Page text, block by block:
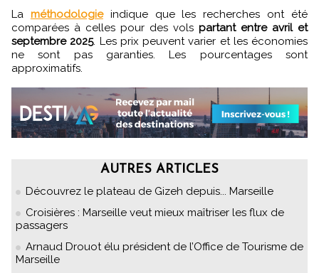
La méthodologieindique que les recherches ont été
comparées à celles pour des vols partant entre avril et
septembre 2025. Les prix peuvent varier et les économies
ne sont pas garanties. Les pourcentages sont
approximatifs.
AUTRES ARTICLES
Découvrez le plateau de Gizeh depuis... Marseille
Croisières : Marseille veut mieux maîtriser les flux de
passagers
Arnaud Drouot élu président de l’Office de Tourisme de
Marseille